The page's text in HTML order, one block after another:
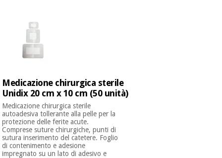
Medicazione chirurgica sterile
Unidix 20 cm x 10 cm (50 unità)
Medicazione chirurgica sterile
autoadesiva tollerante alla pelle per la
protezione delle ferite acute.
Comprese suture chirurgiche, punti di
sutura inserimento del catetere. Foglio
di contenimento e adesione
impregnato su un lato di adesivo e